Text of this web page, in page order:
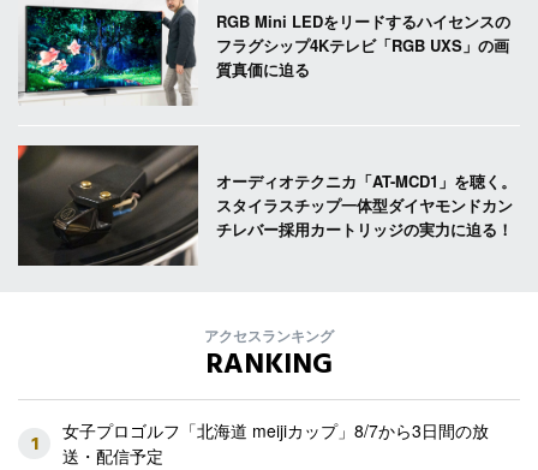
RGB Mini LEDをリードするハイセンスの
フラグシップ4Kテレビ「RGB UXS」の画
質真価に迫る
オーディオテクニカ「AT-MCD1」を聴く。
スタイラスチップ一体型ダイヤモンドカン
チレバー採用カートリッジの実力に迫る！
アクセスランキング
RANKING
1
女子プロゴルフ「北海道 meijiカップ」8/7から3日間の放
送・配信予定